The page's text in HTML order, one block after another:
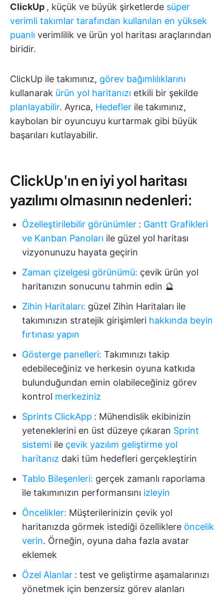
ClickUp , küçük ve büyük şirketlerde süper
verimli takımlar tarafından kullanılan en yüksek
puanlı verimlilik ve ürün yol haritası araçlarından
biridir.
ClickUp ile takımınız, görev bağımlılıklarını
kullanarak ürün yol haritanızı etkili bir şekilde
planlayabilir. Ayrıca, Hedefler ile takımınız,
kaybolan bir oyuncuyu kurtarmak gibi büyük
başarıları kutlayabilir.
ClickUp'ın en iyi yol haritası
yazılımı olmasının nedenleri:
Özelleştirilebilir görünümler : Gantt Grafikleri
ve Kanban Panoları ile güzel yol haritası
vizyonunuzu hayata geçirin
Zaman çizelgesi görünümü: çevik ürün yol
haritanızın sonucunu tahmin edin 🔮
Zihin Haritaları: güzel Zihin Haritaları ile
takımınızın stratejik girişimleri hakkında beyin
fırtınası yapın
Gösterge panelleri: Takımınızı takip
edebileceğiniz ve herkesin oyuna katkıda
bulunduğundan emin olabileceğiniz görev
kontrol merkeziniz
Sprints ClickApp : Mühendislik ekibinizin
yeteneklerini en üst düzeye çıkaran Sprint
sistemi ile çevik yazılım geliştirme yol
haritanız daki tüm hedefleri gerçekleştirin
Tablo Bileşenleri: gerçek zamanlı raporlama
ile takımınızın performansını izleyin
Öncelikler: Müşterilerinizin çevik yol
haritanızda görmek istediği özelliklere öncelik
verin. Örneğin, oyuna daha fazla avatar
eklemek
Özel Alanlar : test ve geliştirme aşamalarınızı
yönetmek için benzersiz görev alanları